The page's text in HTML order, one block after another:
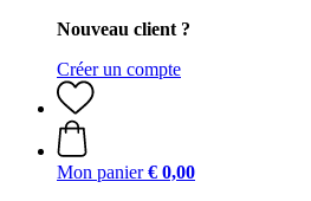
Nouveau client ?
Créer un compte
Mon panier € 0,00